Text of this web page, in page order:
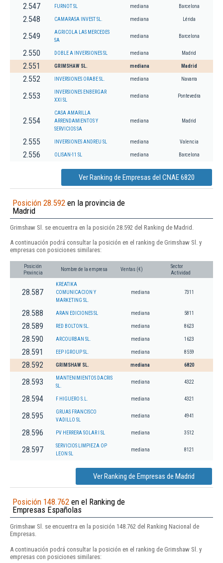
2.547 FURNOT SL mediana Barcelona
2.548 CAMARASA INVEST SL. mediana Lérida
2.549
AGRICOLA LAS MERCEDES
SA
mediana Barcelona
2.550 DOBLE A INVERSIONES SL mediana Madrid
2.551 GRIMSHAW SL. mediana Madrid
2.552 INVERSIONES ORABE SL. mediana Navarra
2.553
INVERSIONES ENBERGAR
XXI SL
mediana Pontevedra
2.554
CASA AMARILLA
ARRENDAMIENTOS Y
SERVICIOS SA
mediana Madrid
2.555 INVERSIONES ANDREU SL mediana Valencia
2.556 OLISAN-11 SL mediana Barcelona
Ver Ranking de Empresas del CNAE 6820
Posición 28.592 en la provincia de
Madrid
Grimshaw Sl. se encuentra en la posición 28.592 del Ranking de Madrid.
A continuación podrá consultar la posición en el ranking de Grimshaw Sl. y
empresas con posiciones similares:
Posición
Provincia
Nombre de la empresa Ventas (€)
Sector
Actividad
28.587
KREATIKA
COMUNICACION Y
MARKETING SL.
mediana 7311
28.588 ARAN EDICIONES SL mediana 5811
28.589 RED BOLTON SL. mediana 8623
28.590 ARCOURBAN SL. mediana 1623
28.591 EEP IGROUP SL. mediana 8559
28.592 GRIMSHAW SL. mediana 6820
28.593
MANTENIMIENTOS DACRIS
SL.
mediana 4322
28.594 F HIGUERO S.L. mediana 4321
28.595
GRUAS FRANCISCO
VADILLO SL
mediana 4941
28.596 PV HERRERA SOLAR I SL mediana 3512
28.597
SERVICIOS LIMPIEZA OP
LEON SL
mediana 8121
Ver Ranking de Empresas de Madrid
Posición 148.762 en el Ranking de
Empresas Españolas
Grimshaw Sl. se encuentra en la posición 148.762 del Ranking Nacional de
Empresas.
A continuación podrá consultar la posición en el ranking de Grimshaw Sl. y
empresas con posiciones similares: